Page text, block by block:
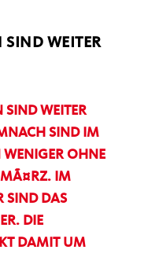
SIND WEITER
SIND WEITER
SIND IM
OHNE
MÃ¤RZ. IM
SIND DAS
DIE
DAMIT UM